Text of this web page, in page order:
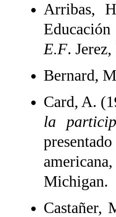
Arribas,
E.F.
Bernard,
Card, A.
la
Michigan.
Castañer,